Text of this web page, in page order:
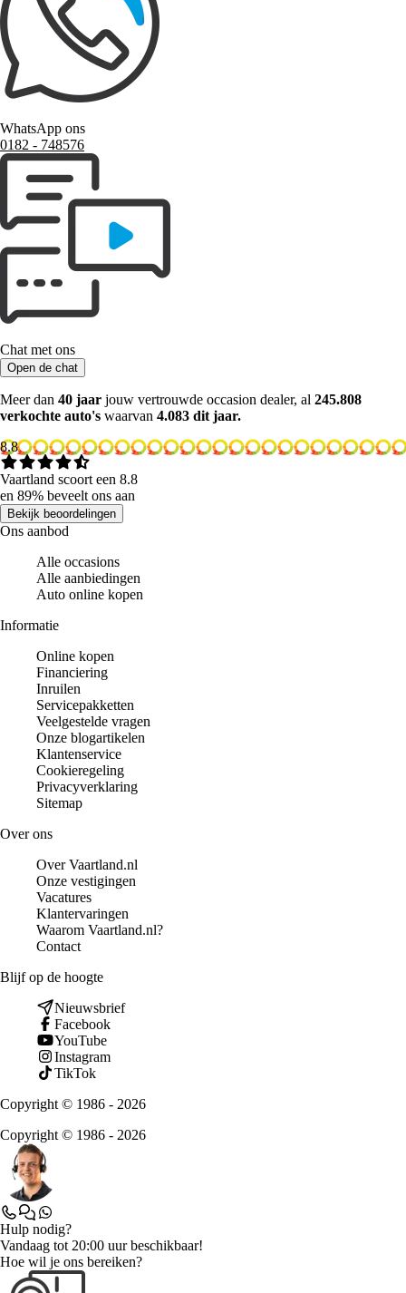
WhatsApp ons
0182 ‑ 748576
Chat met ons
Open de chat
Meer dan 40 jaar jouw vertrouwde occasion dealer, al 245.808
verkochte auto's waarvan 4.083 dit jaar.
8.8
Vaartland scoort een 8.8
en 89% beveelt ons aan
Bekijk beoordelingen
Ons aanbod
Alle occasions
Alle aanbiedingen
Auto online kopen
Informatie
Online kopen
Financiering
Inruilen
Servicepakketten
Veelgestelde vragen
Onze blogartikelen
Klantenservice
Cookieregeling
Privacyverklaring
Sitemap
Over ons
Over Vaartland.nl
Onze vestigingen
Vacatures
Klantervaringen
Waarom Vaartland.nl?
Contact
Blijf op de hoogte
Nieuwsbrief
Facebook
YouTube
Instagram
TikTok
Copyright © 1986 - 2026
Copyright © 1986 - 2026
Hulp nodig?
Vandaag tot 20:00 uur beschikbaar!
Hoe wil je ons bereiken?